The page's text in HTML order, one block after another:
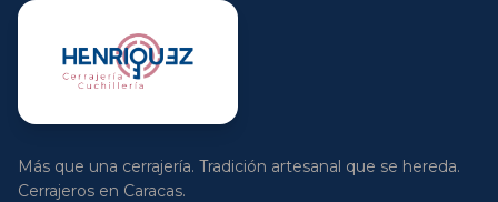
Más que una cerrajería. Tradición artesanal que se hereda.
Cerrajeros en Caracas.